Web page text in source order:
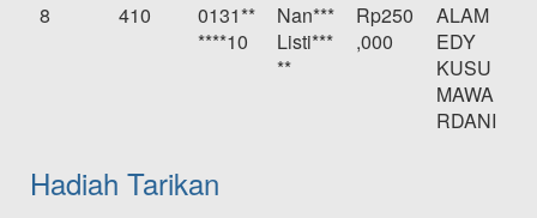
8
410
0131**
****10
Nan***
Listi***
**
Rp250
,000
ALAM
EDY
KUSU
MAWA
RDANI
Hadiah Tarikan